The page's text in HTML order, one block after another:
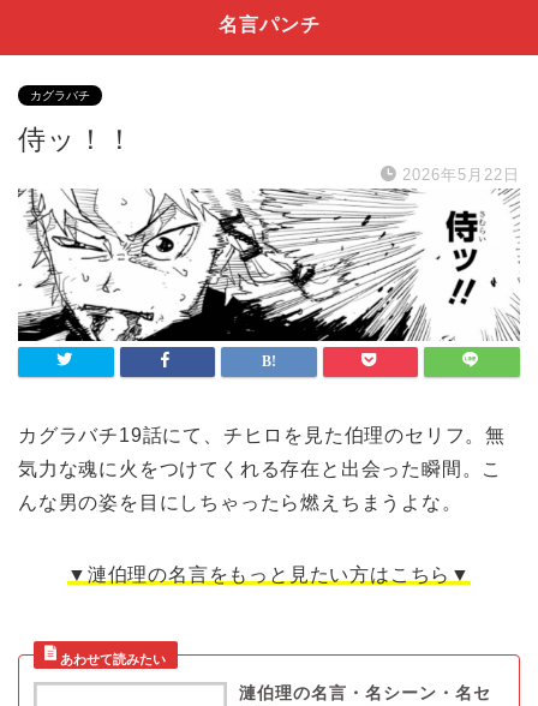
名言パンチ
カグラバチ
侍ッ！！
2026年5月22日
カグラバチ19話にて、チヒロを見た伯理のセリフ。無
気力な魂に火をつけてくれる存在と出会った瞬間。こ
んな男の姿を目にしちゃったら燃えちまうよな。
▼漣伯理の名言をもっと見たい方はこちら▼
漣伯理の名言・名シーン・名セ